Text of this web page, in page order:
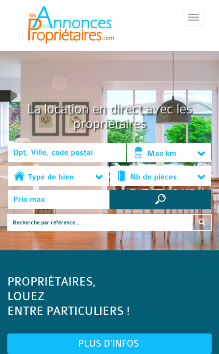
::Menu::
La location en direct avec les
propriétaires
Max km
Type de bien Nb de pièces
PROPRIÉTAIRES,
LOUEZ
ENTRE PARTICULIERS !
PLUS D'INFOS